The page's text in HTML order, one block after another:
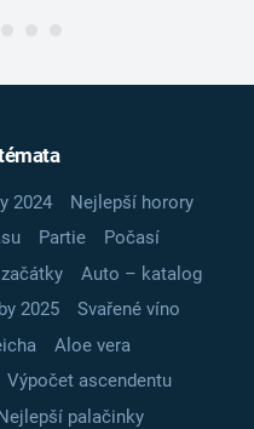
2024
Nejlepší horory
Partie
Počasí
Auto – katalog
2025
Svařené víno
Aloe vera
Výpočet ascendentu
palačinky